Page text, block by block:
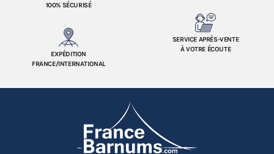
100% SÉCURISÉ
EXPÉDITION
FRANCE/INTERNATIONAL
SERVICE APRÈS-VENTE
À VOTRE ÉCOUTE